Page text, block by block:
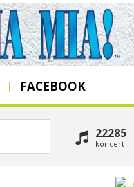
FACEBOOK
22285
koncert